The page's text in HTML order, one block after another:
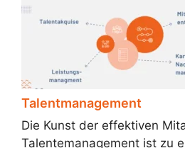
Talentmanagement
Die Kunst der effektiven
Talentemanagement ist zu